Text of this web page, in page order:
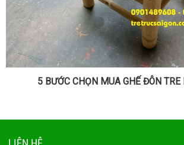
5 BƯỚC CHỌN MUA GHẾ ĐÔN TRE